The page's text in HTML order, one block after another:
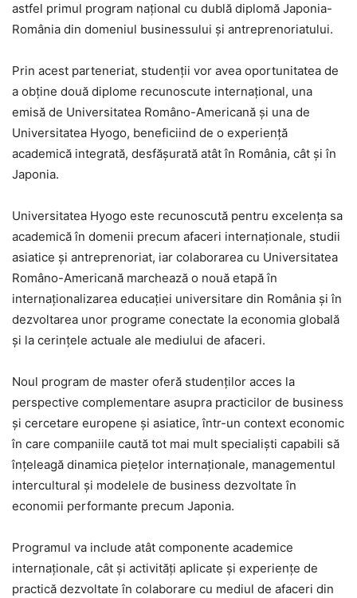
astfel primul program național cu dublă diplomă Japonia-
România din domeniul businessului și antreprenoriatului.
Prin acest parteneriat, studenții vor avea oportunitatea de
a obține două diplome recunoscute internațional, una
emisă de Universitatea Româno-Americană și una de
Universitatea Hyogo, beneficiind de o experiență
academică integrată, desfășurată atât în România, cât și în
Japonia.
Universitatea Hyogo este recunoscută pentru excelența sa
academică în domenii precum afaceri internaționale, studii
asiatice și antreprenoriat, iar colaborarea cu Universitatea
Româno-Americană marchează o nouă etapă în
internaționalizarea educației universitare din România și în
dezvoltarea unor programe conectate la economia globală
și la cerințele actuale ale mediului de afaceri.
Noul program de master oferă studenților acces la
perspective complementare asupra practicilor de business
și cercetare europene și asiatice, într-un context economic
în care companiile caută tot mai mult specialiști capabili să
înțeleagă dinamica piețelor internaționale, managementul
intercultural și modelele de business dezvoltate în
economii performante precum Japonia.
Programul va include atât componente academice
internaționale, cât și activități aplicate și experiențe de
practică dezvoltate în colaborare cu mediul de afaceri din